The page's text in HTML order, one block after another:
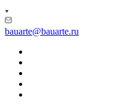
bauarte@bauarte.ru